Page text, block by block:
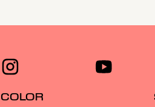
COLOR